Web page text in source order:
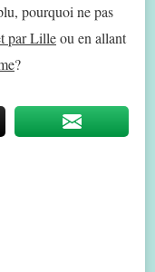
pourquoi ne pas
par Lilleou en allant
?